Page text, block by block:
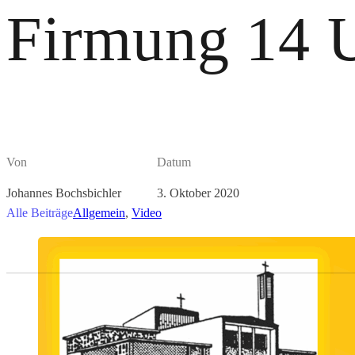
Firmung 14
Von
Johannes Bochsbichler
Datum
3. Oktober 2020
Alle BeiträgeAllgemein, Video